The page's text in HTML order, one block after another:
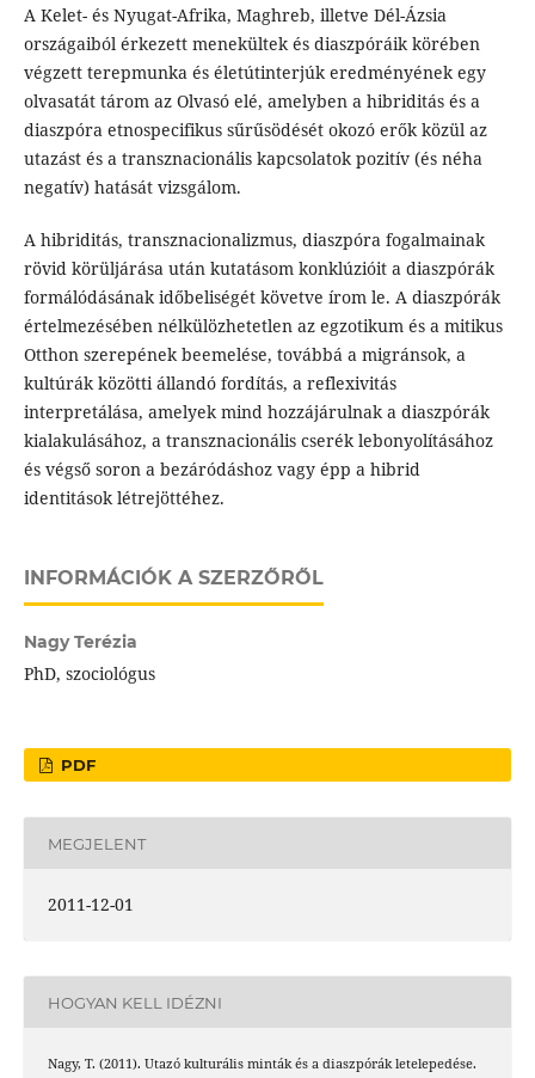
A Kelet- és Nyugat-Afrika, Maghreb, illetve Dél-Ázsia
országaiból érkezett menekültek és diaszpóráik körében
végzett terepmunka és életútinterjúk eredményének egy
olvasatát tárom az Olvasó elé, amelyben a hibriditás és a
diaszpóra etnospecifikus sűrűsödését okozó erők közül az
utazást és a transznacionális kapcsolatok pozitív (és néha
negatív) hatását vizsgálom.
A hibriditás, transznacionalizmus, diaszpóra fogalmainak
rövid körüljárása után kutatásom konklúzióit a diaszpórák
formálódásának időbeliségét követve írom le. A diaszpórák
értelmezésében nélkülözhetetlen az egzotikum és a mitikus
Otthon szerepének beemelése, továbbá a migránsok, a
kultúrák közötti állandó fordítás, a reflexivitás
interpretálása, amelyek mind hozzájárulnak a diaszpórák
kialakulásához, a transznacionális cserék lebonyolításához
és végső soron a bezáródáshoz vagy épp a hibrid
identitások létrejöttéhez.
INFORMÁCIÓK A SZERZŐRŐL
Nagy Terézia
PhD, szociológus
PDF
MEGJELENT
2011-12-01
HOGYAN KELL IDÉZNI
Nagy, T. (2011). Utazó kulturális minták és a diaszpórák letelepedése.